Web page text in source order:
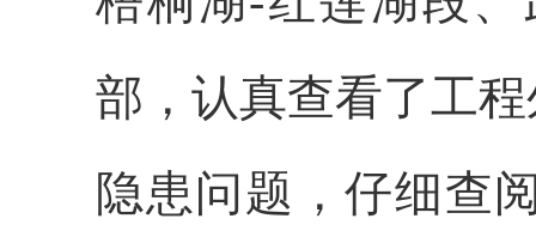
部，认真查看了工
隐患问题，仔细查